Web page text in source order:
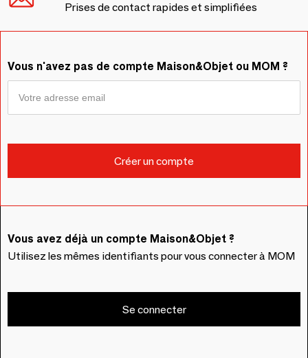
Prises de contact rapides et simplifiées
Vous n'avez pas de compte Maison&Objet ou MOM ?
Vous avez déjà un compte Maison&Objet ?
Utilisez les mêmes identifiants pour vous connecter à MOM
Se connecter